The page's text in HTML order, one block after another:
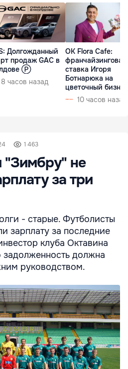
Долгожданный
продаж GAC в
Ⓟ
8 часов назад
OK Flora Cafe:
франчайзинговая
ставка Игоря
Ботнарюка на
цветочный
10 часов назад
1 463
"Зимбру" не
за три
- старые. Футболисты
зарплату за последние
клуба Октавина
задолженность должна
руководством.